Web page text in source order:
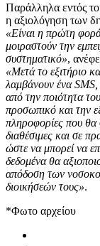
Παράλληλα εντός
η αξιολόγηση των
«Είναι η πρώτη
μοιραστούν την
συστηματικό»,
«Μετά το εξιτήριο
λαμβάνουν ένα SMS,
από την ποιότητα
προσωπικό και την
πληροφορίες που θα
διαθέσιμες και σε
ώστε να μπορεί να
δεδομένα θα
απόδοση των
διοικήσεών τους».
*Φωτο αρχείου